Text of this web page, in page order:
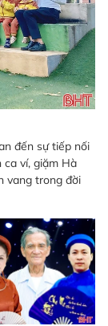
đến sự tiếp nối
ví, giặm Hà
vang trong đời